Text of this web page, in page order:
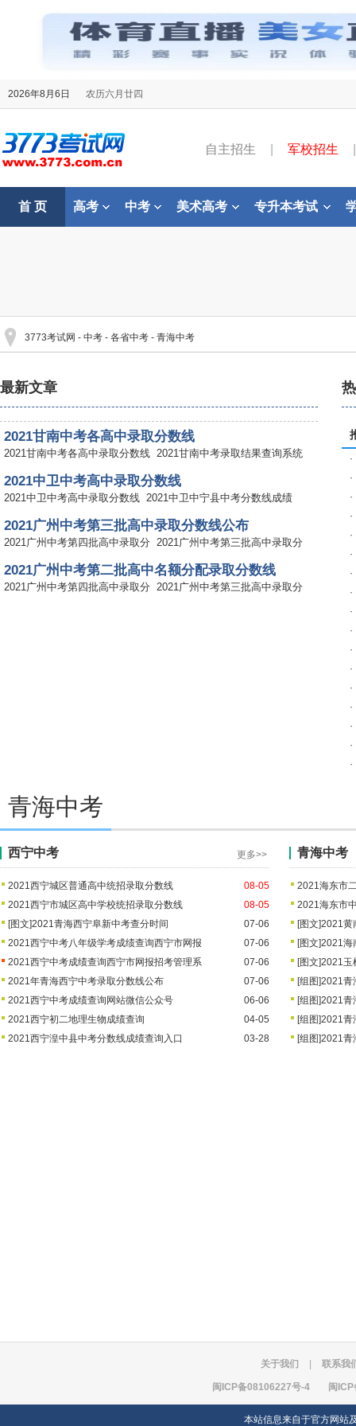
2026年8月6日 农历六月廿四
自主招生 军校招生
首 页 高考 中考 美术高考 专升本考试
3773考试网 - 中考 - 各省中考 - 青海中考
最新文章
2021甘南中考各高中录取分数线
2021甘南中考各高中录取分数线 2021甘南中考录取结果查询系统
2021中卫中考高中录取分数线
2021中卫中考高中录取分数线 2021中卫中宁县中考分数线成绩
2021广州中考第三批高中录取分数线公布
2021广州中考第四批高中录取分 2021广州中考第三批高中录取分
2021广州中考第二批高中名额分配录取分数线
2021广州中考第四批高中录取分 2021广州中考第三批高中录取分
2021年海南省中招第二批投档分数线（二）
2021年海南省中招第二批投档分
2021广州中考第四批高中录取分 2021广州中考第三批高中录取分
2021上海金山区普通高中录取分数线
2021上海中考崇明区各高中投档 2021上海中考青浦区高中录取分
2021上海嘉定区中招各高中投档分数线
2021上海中考崇明区各高中投档 2021上海中考青浦区高中录取分
·
·
·
·
·
·
·
·
·
·
·
·
·
·
·
·
·
青海中考
西宁中考 更多>>
2021西宁城区普通高中统招录取分数线
08-05
2021西宁市城区高中学校统招录取分数线
08-05
[图文]2021青海西宁阜新中考查分时间
07-06
2021西宁中考八年级学考成绩查询西宁市网报
07-06
2021西宁中考成绩查询西宁市网报招考管理系
07-06
2021年青海西宁中考录取分数线公布
07-06
2021西宁中考成绩查询网站微信公众号
06-06
2021西宁初二地理生物成绩查询
04-05
2021西宁湟中县中考分数线成绩查询入口
03-28
青海中考
2021海东市
2021海东市
[图文]2021黄
[图文]2021海
[图文]2021玉
[组图]2021青
[组图]2021青
[组图]2021青
[组图]2021青
关于我们 联系我
闽ICP备08106227号-4 闽
本站信息来自于官方网站